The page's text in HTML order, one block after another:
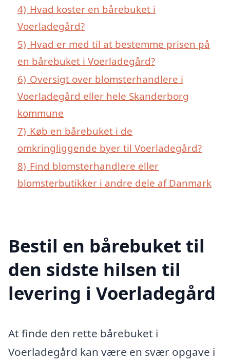
4) Hvad koster en bårebuket i
Voerladegård?
5) Hvad er med til at bestemme prisen på
en bårebuket i Voerladegård?
6) Oversigt over blomsterhandlere i
Voerladegård eller hele Skanderborg
kommune
7) Køb en bårebuket i de
omkringliggende byer til Voerladegård?
8) Find blomsterhandlere eller
blomsterbutikker i andre dele af Danmark
Bestil en bårebuket til
den sidste hilsen til
levering i Voerladegård
At finde den rette bårebuket i
Voerladegård kan være en svær opgave i